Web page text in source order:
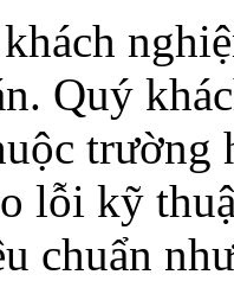
Quý
trường
lỗi kỹ
chuẩn